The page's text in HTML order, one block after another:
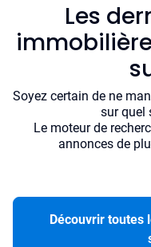
Les
Soyez certain de ne
sur quel
Le moteur de
annonces de
Découvrir toutes